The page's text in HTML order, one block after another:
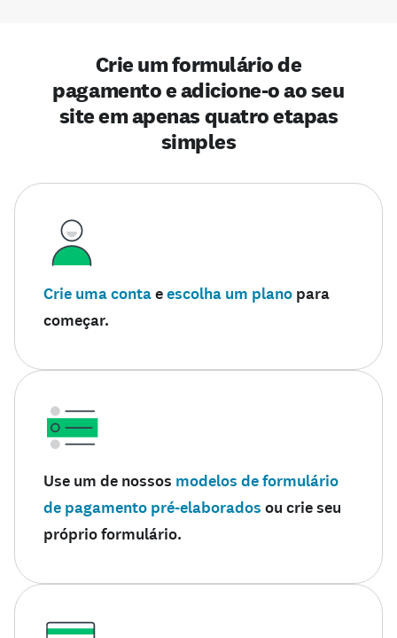
Crie um formulário de
pagamento e adicione-o ao seu
site em apenas quatro etapas
simples
Crie uma contaeescolha um plano para
começar.
Use um de nossos modelos de formulário
de pagamento pré-elaborados ou crie seu
próprio formulário.